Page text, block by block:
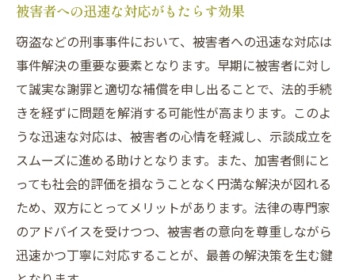
被害者への迅速な対応がもたらす効果
窃盗などの刑事事件において、被害者への迅速な対応は
事件解決の重要な要素となります。早期に被害者に対し
て誠実な謝罪と適切な補償を申し出ることで、法的手続
きを経ずに問題を解消する可能性が高まります。このよ
うな迅速な対応は、被害者の心情を軽減し、示談成立を
スムーズに進める助けとなります。また、加害者側にと
っても社会的評価を損なうことなく円満な解決が図れる
ため、双方にとってメリットがあります。法律の専門家
のアドバイスを受けつつ、被害者の意向を尊重しながら
迅速かつ丁寧に対応することが、最善の解決策を生む鍵